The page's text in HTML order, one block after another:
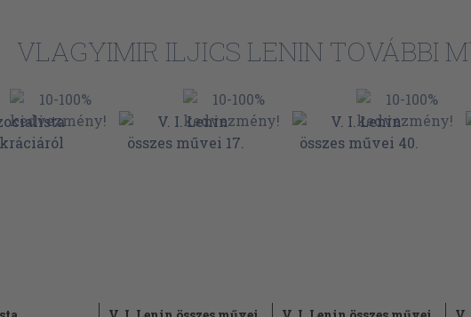
VLAGYIMIR ILJICS LENIN TOVÁBBI